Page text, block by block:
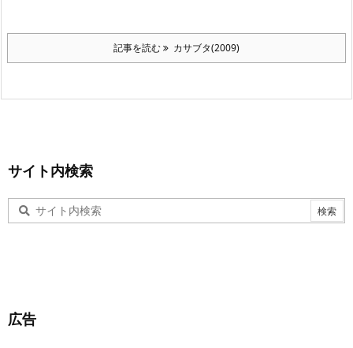
記事を読む カサブタ(2009)
サイト内検索
広告